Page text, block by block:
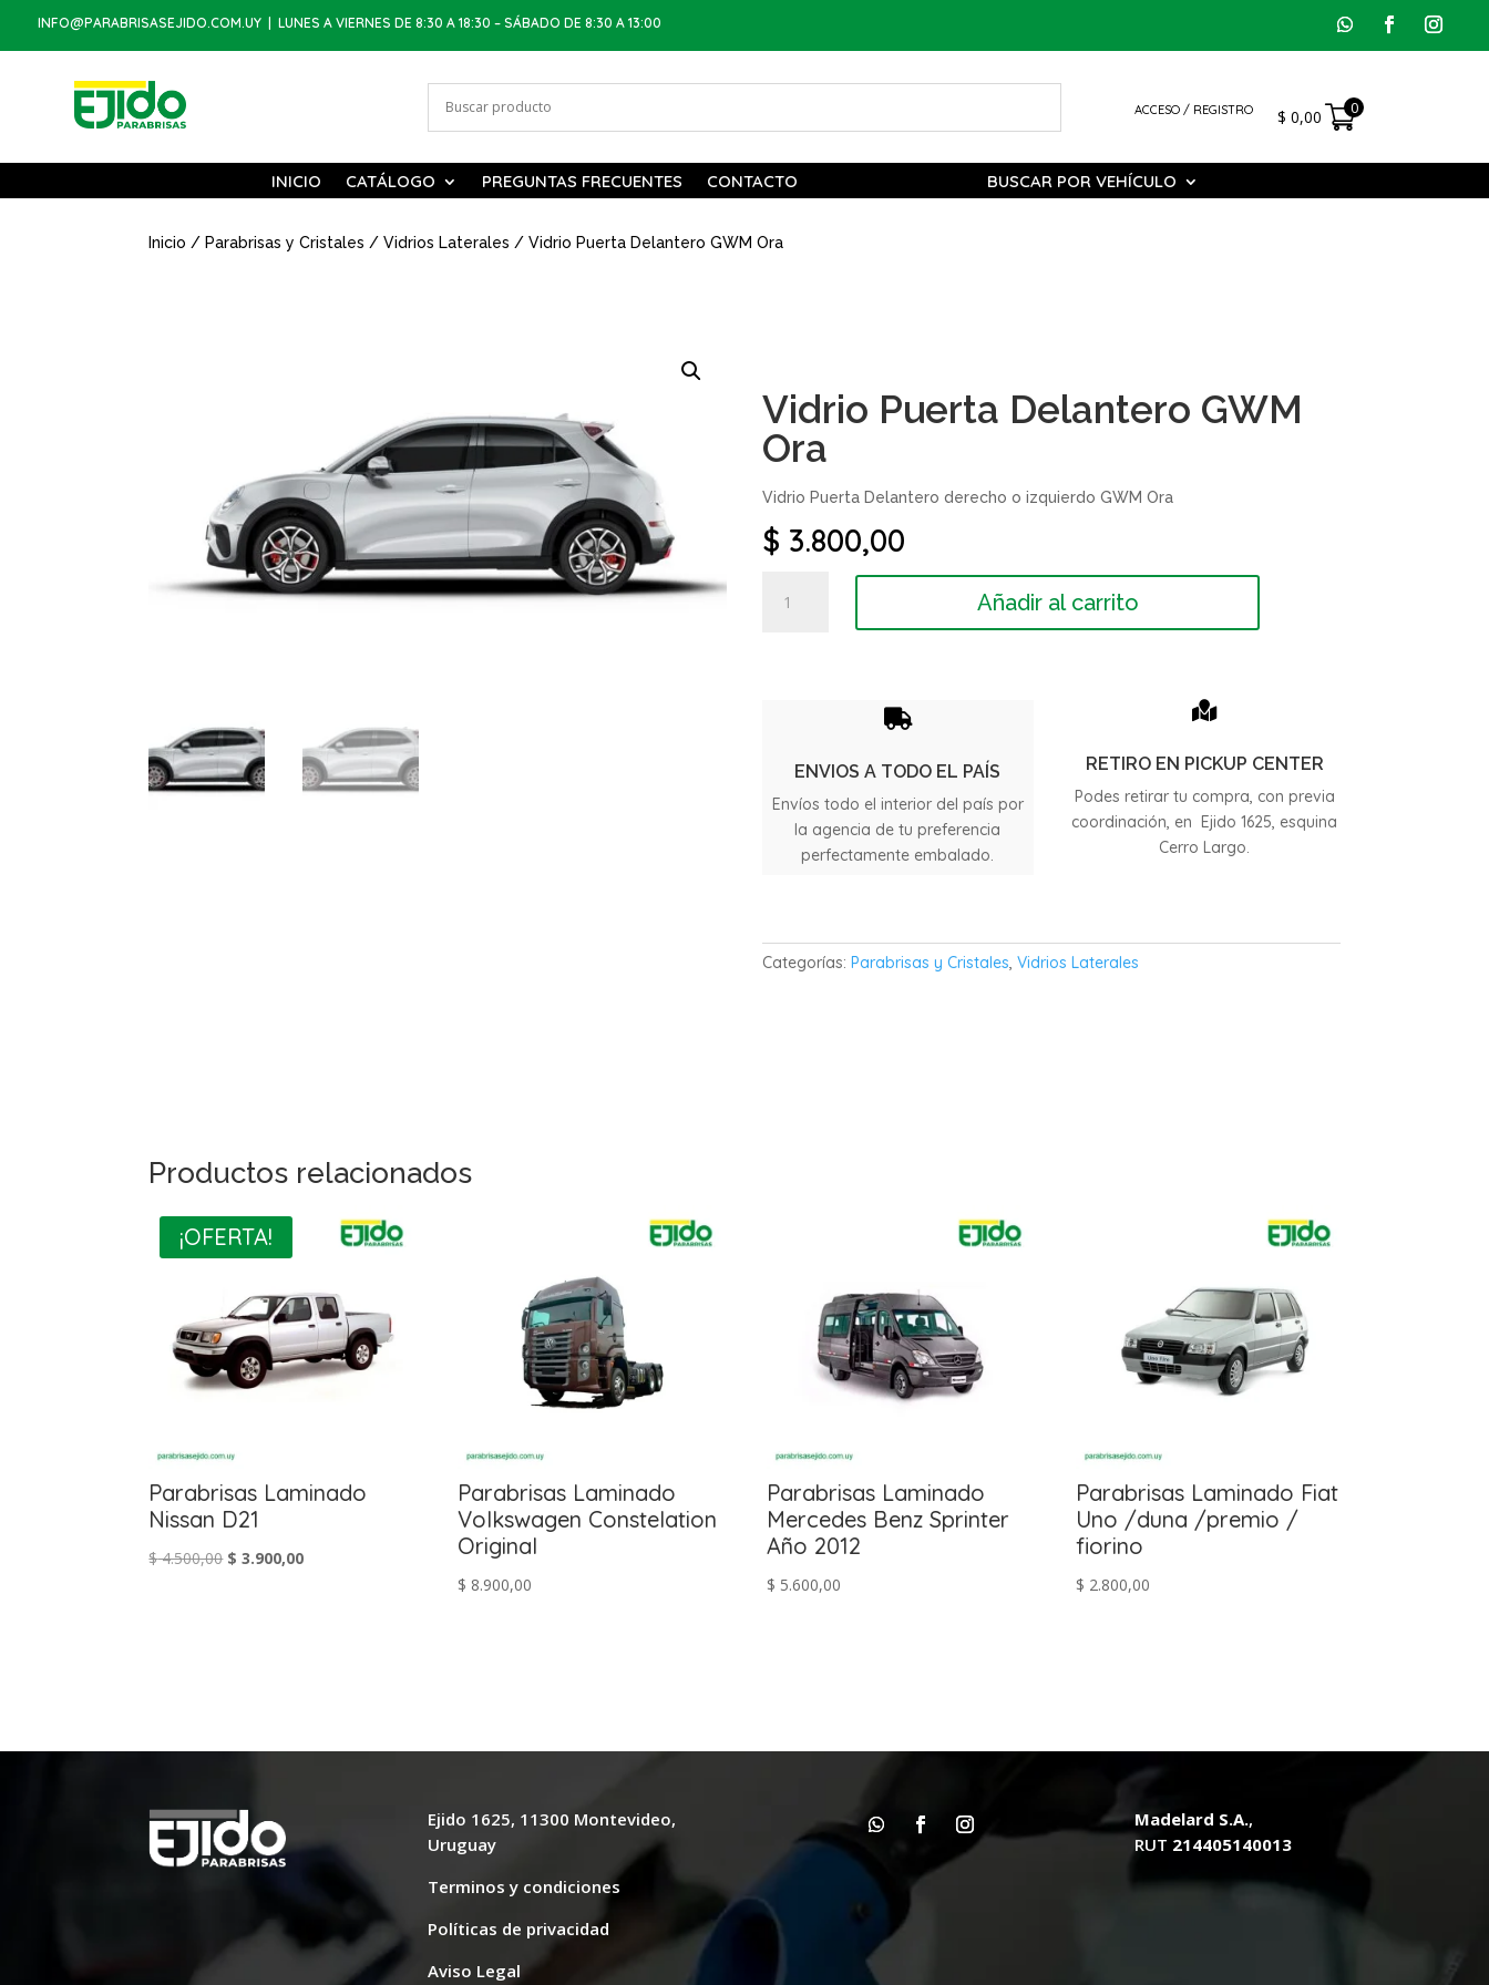
INFO@PARABRISASEJIDO.COM.UY| LUNES A VIERNES DE 8:30 A 18:30 – SÁBADO DE 8:30 A 13:00
ACCESO / REGISTRO $ 0,00 0
INICIO CATÁLOGO PREGUNTAS FRECUENTES CONTACTO BUSCAR POR VEHÍCULO
Inicio / Parabrisas y Cristales /Vidrios Laterales / Vidrio Puerta Delantero GWM Ora
Vidrio Puerta Delantero GWM
Ora
Vidrio Puerta Delantero derecho o izquierdo GWM Ora
$ 3.800,00
Puerta
Añadir al carrito

ENVIOS A TODO EL PAÍS
Envíos todo el interior del país por
la agencia de tu preferencia
perfectamente embalado.

RETIRO EN PICKUP CENTER
Podes retirar tu compra, con previa
coordinación, en Ejido 1625, esquina
Cerro Largo.
Categorías:Parabrisas y Cristales,Vidrios Laterales
Productos relacionados
¡OFERTA!
Parabrisas Laminado
Nissan D21
$4.500,00 El
$ 3.900,00El
Parabrisas Laminado
Volkswagen Constelation
Original
$ 8.900,00
Parabrisas Laminado
Mercedes Benz Sprinter
Año 2012
$ 5.600,00
Parabrisas Laminado Fiat
Uno /duna /premio /
fiorino
$ 2.800,00
Ejido 1625, 11300 Montevideo,
Uruguay
Terminos y condiciones
Políticas de privacidad
Aviso Legal
Madelard S.A.,
RUT 214405140013